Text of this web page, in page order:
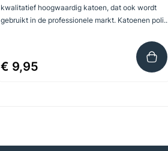
kwalitatief hoogwaardig katoen, dat ook wordt
gebruikt in de professionele markt. Katoenen poli..
€ 9,95